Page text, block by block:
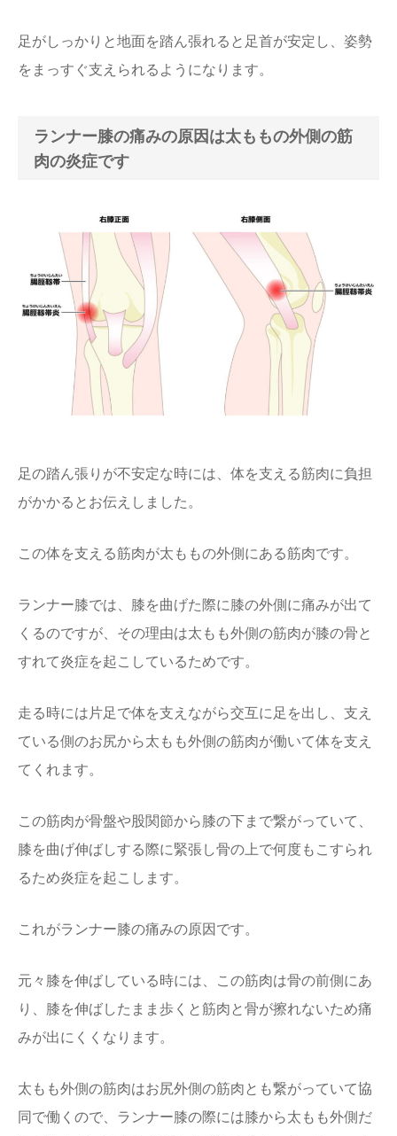
足がしっかりと地面を踏ん張れると足首が安定し、姿勢
をまっすぐ支えられるようになります。
ランナー膝の痛みの原因は太ももの外側の筋
肉の炎症です
足の踏ん張りが不安定な時には、体を支える筋肉に負担
がかかるとお伝えしました。
この体を支える筋肉が太ももの外側にある筋肉です。
ランナー膝では、膝を曲げた際に膝の外側に痛みが出て
くるのですが、その理由は太もも外側の筋肉が膝の骨と
すれて炎症を起こしているためです。
走る時には片足で体を支えながら交互に足を出し、支え
ている側のお尻から太もも外側の筋肉が働いて体を支え
てくれます。
この筋肉が骨盤や股関節から膝の下まで繋がっていて、
膝を曲げ伸ばしする際に緊張し骨の上で何度もこすられ
るため炎症を起こします。
これがランナー膝の痛みの原因です。
元々膝を伸ばしている時には、この筋肉は骨の前側にあ
り、膝を伸ばしたまま歩くと筋肉と骨が擦れないため痛
みが出にくくなります。
太もも外側の筋肉はお尻外側の筋肉とも繋がっていて協
同で働くので、ランナー膝の際には膝から太もも外側だ